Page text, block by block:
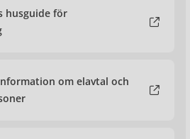
husguide för
om elavtal och